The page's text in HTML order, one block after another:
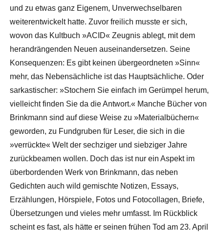
und zu etwas ganz Eigenem, Unverwechselbaren
weiterentwickelt hatte. Zuvor freilich musste er sich,
wovon das Kultbuch »ACID« Zeugnis ablegt, mit dem
herandrängenden Neuen auseinandersetzen. Seine
Konsequenzen: Es gibt keinen übergeordneten »Sinn«
mehr, das Nebensächliche ist das Hauptsächliche. Oder
sarkastischer: »Stochern Sie einfach im Gerümpel herum,
vielleicht finden Sie da die Antwort.« Manche Bücher von
Brinkmann sind auf diese Weise zu »Materialbüchern«
geworden, zu Fundgruben für Leser, die sich in die
»verrückte« Welt der sechziger und siebziger Jahre
zurückbeamen wollen. Doch das ist nur ein Aspekt im
überbordenden Werk von Brinkmann, das neben
Gedichten auch wild gemischte Notizen, Essays,
Erzählungen, Hörspiele, Fotos und Fotocollagen, Briefe,
Übersetzungen und vieles mehr umfasst. Im Rückblick
scheint es fast, als hätte er seinen frühen Tod am 23. April